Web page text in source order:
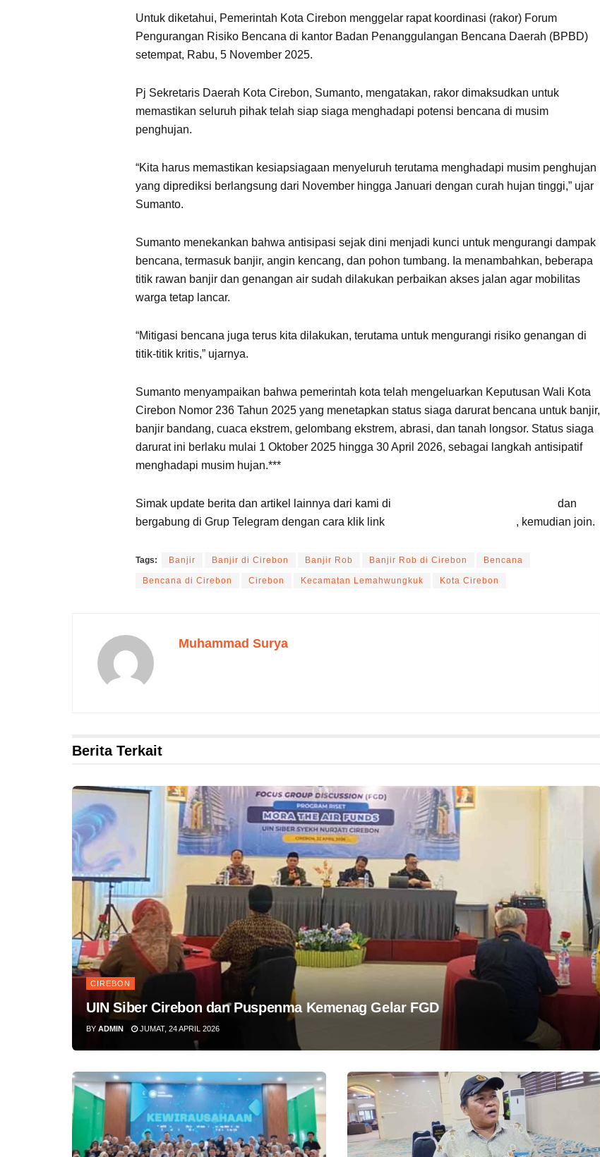
Untuk diketahui, Pemerintah Kota Cirebon menggelar rapat koordinasi (rakor) Forum
Pengurangan Risiko Bencana di kantor Badan Penanggulangan Bencana Daerah (BPBD)
setempat, Rabu, 5 November 2025.
Pj Sekretaris Daerah Kota Cirebon, Sumanto, mengatakan, rakor dimaksudkan untuk
memastikan seluruh pihak telah siap siaga menghadapi potensi bencana di musim
penghujan.
“Kita harus memastikan kesiapsiagaan menyeluruh terutama menghadapi musim penghujan
yang diprediksi berlangsung dari November hingga Januari dengan curah hujan tinggi,” ujar
Sumanto.
Sumanto menekankan bahwa antisipasi sejak dini menjadi kunci untuk mengurangi dampak
bencana, termasuk banjir, angin kencang, dan pohon tumbang. Ia menambahkan, beberapa
titik rawan banjir dan genangan air sudah dilakukan perbaikan akses jalan agar mobilitas
warga tetap lancar.
“Mitigasi bencana juga terus kita dilakukan, terutama untuk mengurangi risiko genangan di
titik-titik kritis,” ujarnya.
Sumanto menyampaikan bahwa pemerintah kota telah mengeluarkan Keputusan Wali Kota
Cirebon Nomor 236 Tahun 2025 yang menetapkan status siaga darurat bencana untuk banjir,
banjir bandang, cuaca ekstrem, gelombang ekstrem, abrasi, dan tanah longsor. Status siaga
darurat ini berlaku mulai 1 Oktober 2025 hingga 30 April 2026, sebagai langkah antisipatif
menghadapi musim hujan.***
Simak update berita dan artikel lainnya dari kami di
dan
bergabung di Grup Telegram dengan cara klik link
, kemudian join.
Tags: Banjir Banjir di Cirebon Banjir Rob Banjir Rob di Cirebon Bencana
Bencana di Cirebon Cirebon Kecamatan Lemahwungkuk Kota Cirebon
Muhammad Surya
Berita Terkait
CIREBON
UIN Siber Cirebon dan Puspenma Kemenag Gelar FGD
BY ADMIN JUMAT, 24 APRIL 2026